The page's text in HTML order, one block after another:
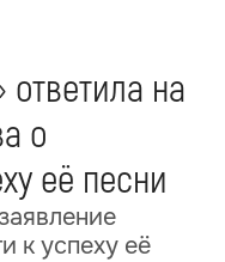
на
о
её песни
к успеху её